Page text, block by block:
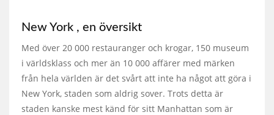
New York , en översikt
Med över 20 000 restauranger och krogar, 150 museum
i världsklass och mer än 10 000 affärer med märken
från hela världen är det svårt att inte ha något att göra i
New York, staden som aldrig sover. Trots detta är
staden kanske mest känd för sitt Manhattan som är